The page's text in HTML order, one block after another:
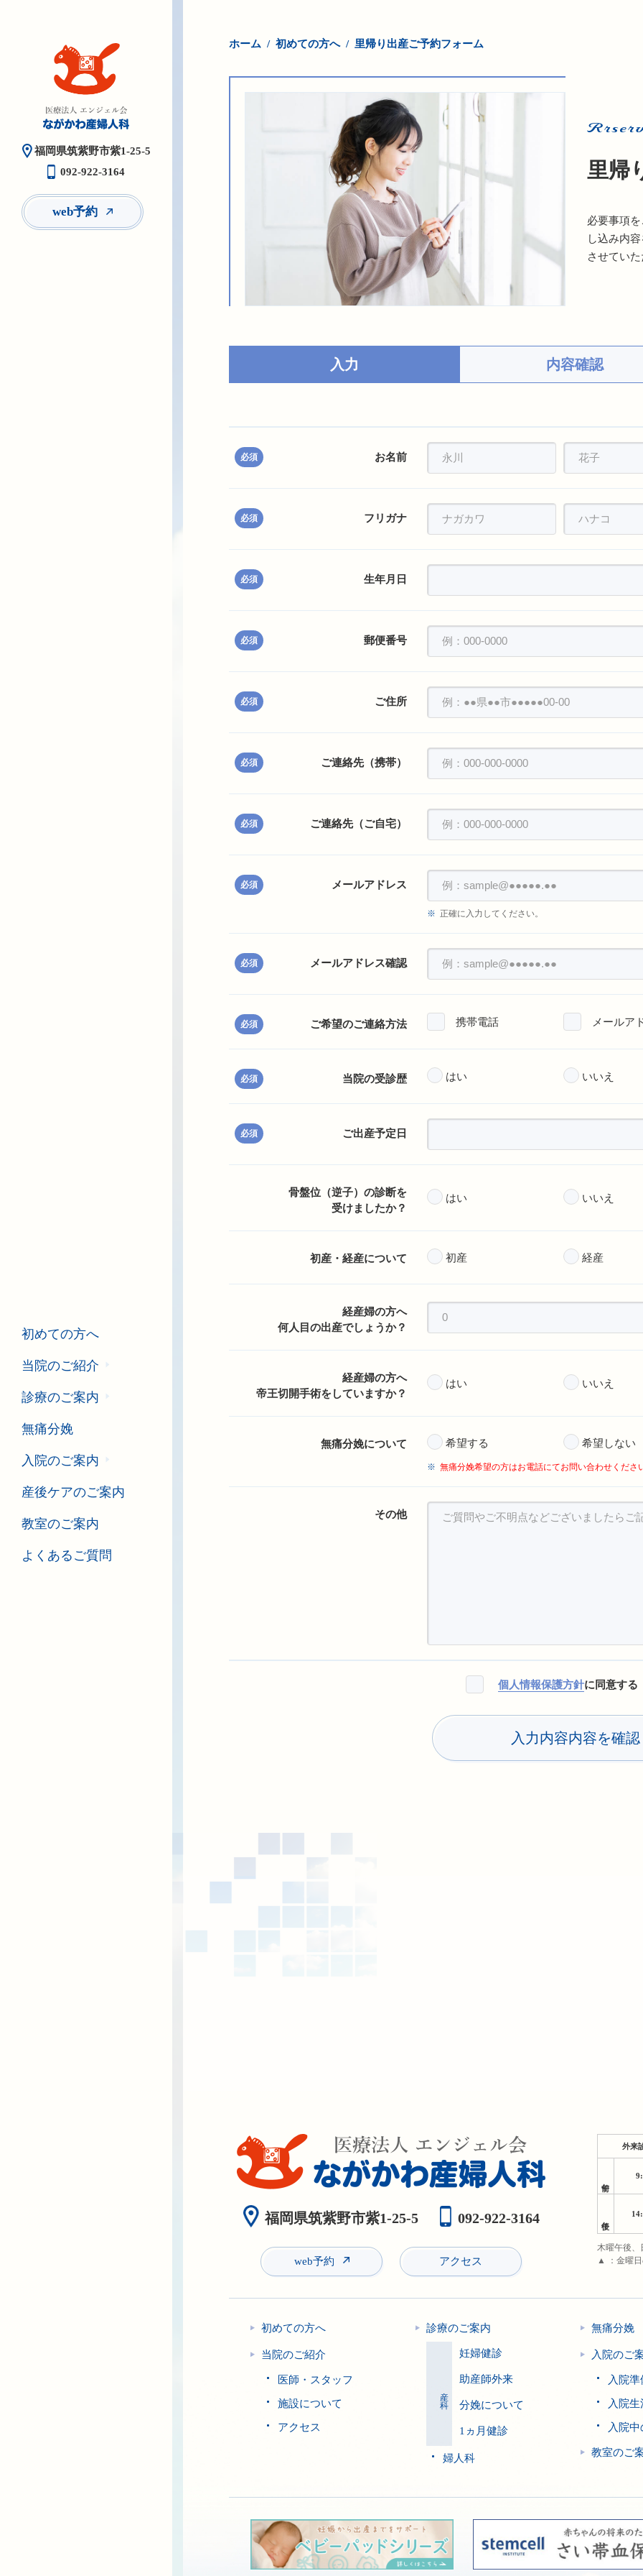
福岡県筑紫野市紫1-25-5
092-922-3164
web予約
初めての方へ
当院のご紹介
診療のご案内
無痛分娩
入院のご案内
産後ケアのご案内
教室のご案内
よくあるご質問
ホーム 初めての方へ 里帰り出産ご予約フォーム
里帰
必要事項
し込み内
させてい
入力 内容確認
必須 お名前
必須 フリガナ
必須 生年月日
必須 郵便番号
必須 ご住所
必須 ご連絡先（携帯）
必須 ご連絡先（ご自宅）
必須 メールアドレス
正確に入力してください。
必須 メールアドレス確認
必須 ご希望のご連絡方法 携帯電話 メールア
必須 当院の受診歴 はい いいえ
必須 ご出産予定日
骨盤位（逆子）の診断を
受けましたか？
はい いいえ
初産・経産について 初産 経産
経産婦の方へ
何人目の出産でしょうか？
経産婦の方へ
帝王切開手術をしていますか？
はい いいえ
無痛分娩について 希望する 希望しない
無痛分娩希望の方はお電話にてお問い合わせくださ
その他
個人情報保護方針に同意する
福岡県筑紫野市紫1-25-5 092-922-3164
web予約 アクセス
外来
木曜午後、
▲ ：金曜日
初めての方へ
当院のご紹介
医師・スタッフ
施設について
アクセス
診療のご案内
産科
妊婦健診
助産師外来
分娩について
1ヵ月健診
婦人科
無痛分娩
入院のご
入院準
入院生
入院
教室のご